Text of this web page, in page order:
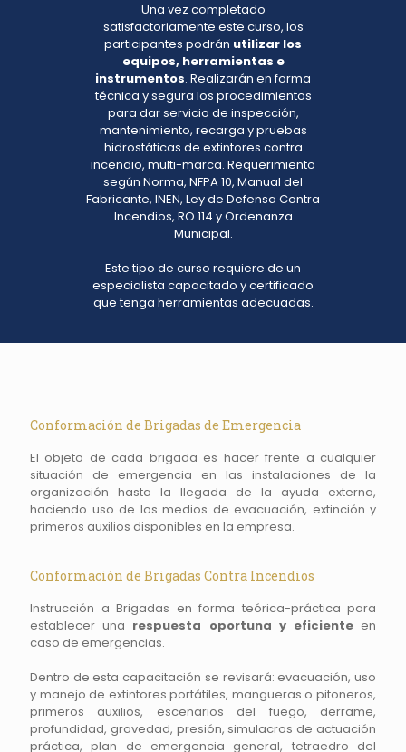
Una vez completado
satisfactoriamente este curso, los
participantes podrán utilizar los
equipos, herramientas e
instrumentos. Realizarán en forma
técnica y segura los procedimientos
para dar servicio de inspección,
mantenimiento, recarga y pruebas
hidrostáticas de extintores contra
incendio, multi-marca. Requerimiento
según Norma, NFPA 10, Manual del
Fabricante, INEN, Ley de Defensa Contra
Incendios, RO 114 y Ordenanza
Municipal.
Este tipo de curso requiere de un
especialista capacitado y certificado
que tenga herramientas adecuadas.
Conformación de Brigadas de Emergencia
El objeto de cada brigada es hacer frente a cualquier
situación de emergencia en las instalaciones de la
organización hasta la llegada de la ayuda externa,
haciendo uso de los medios de evacuación, extinción y
primeros auxilios disponibles en la empresa.
Conformación de Brigadas Contra Incendios
Instrucción a Brigadas en forma teórica-práctica para
establecer una respuesta oportuna y eficienteen
caso de emergencias.
Dentro de esta capacitación se revisará: evacuación, uso
y manejo de extintores portátiles, mangueras o pitoneros,
primeros auxilios, escenarios del fuego, derrame,
profundidad, gravedad, presión, simulacros de actuación
práctica, plan de emergencia general, tetraedro del